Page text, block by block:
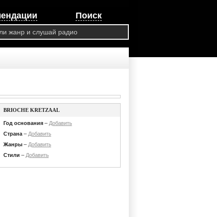
Поиск
BRIOCHE KRETZAAL
Год основания– Добавить
Страна– Добавить
Жанры– Добавить
Стили – Добавить